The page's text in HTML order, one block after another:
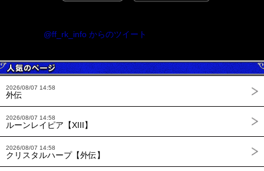
@ff_rk_info からのツイート
2026/08/07 14:58
外伝
2026/08/07 14:58
ルーンレイピア【XIII】
2026/08/07 14:58
クリスタルハープ【外伝】